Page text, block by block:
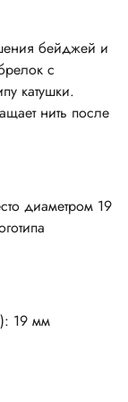
бейджей и
с
катушки.
нить после
диаметром 19
19 мм